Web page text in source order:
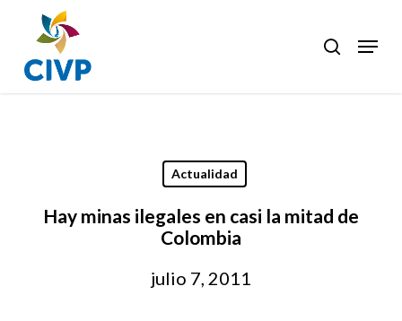
main
content
search
Menu
Actualidad
Hay minas ilegales en casi la mitad de
Colombia
julio 7, 2011
Close